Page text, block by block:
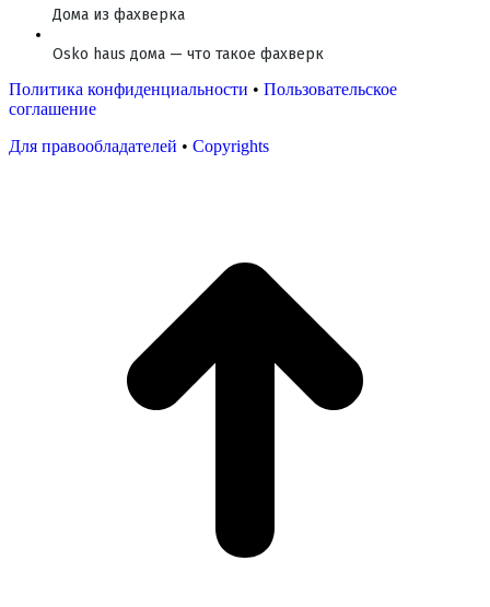
Дома из фахверка
Osko haus дома — что такое фахверк
Политика конфиденциальности • Пользовательское
соглашение
Для правообладателей • Copyrights